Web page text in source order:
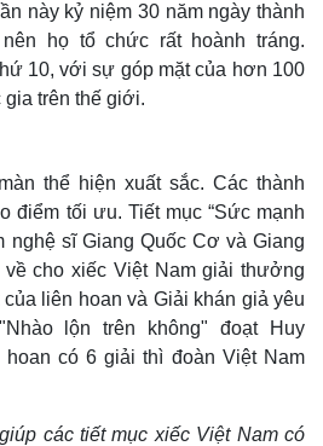
này kỷ niệm 30 năm ngày thành
họ tổ chức rất hoành tráng.
10, với sự góp mặt của hơn 100
gia trên thế giới.
thể hiện xuất sắc. Các thành
điểm tối ưu. Tiết mục “Sức mạnh
nghệ sĩ Giang Quốc Cơ và Giang
cho xiếc Việt Nam giải thưởng
liên hoan và Giải khán giả yêu
lộn trên không" đoạt Huy
có 6 giải thì đoàn Việt Nam
các tiết mục xiếc Việt Nam có